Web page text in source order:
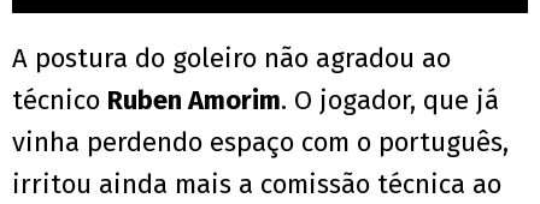
A postura do goleiro não agradou ao
técnico Ruben Amorim. O jogador, que já
vinha perdendo espaço com o português,
irritou ainda mais a comissão técnica ao